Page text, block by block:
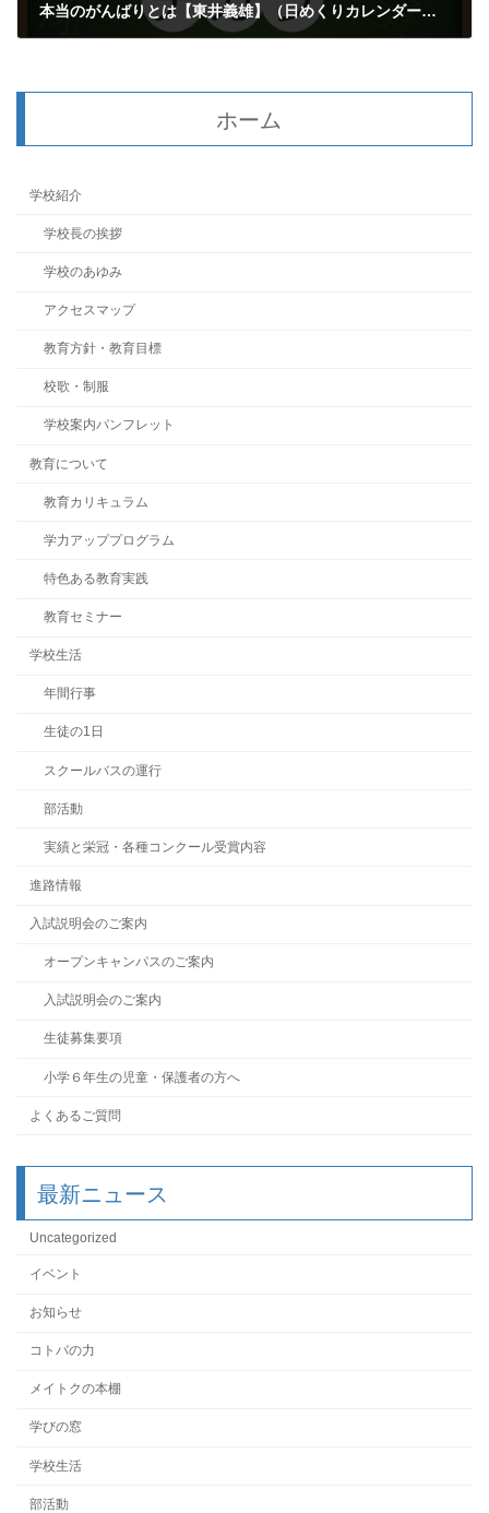
本当のがんばりとは【東井義雄】（日めくりカレンダー付）
ホーム
学校紹介
学校長の挨拶
学校のあゆみ
アクセスマップ
教育方針・教育目標
校歌・制服
学校案内パンフレット
教育について
教育カリキュラム
学力アッププログラム
特色ある教育実践
教育セミナー
学校生活
年間行事
生徒の1日
スクールバスの運行
部活動
実績と栄冠・各種コンクール受賞内容
進路情報
入試説明会のご案内
オープンキャンパスのご案内
入試説明会のご案内
生徒募集要項
小学６年生の児童・保護者の方へ
よくあるご質問
最新ニュース
Uncategorized
イベント
お知らせ
コトバの力
メイトクの本棚
学びの窓
学校生活
部活動